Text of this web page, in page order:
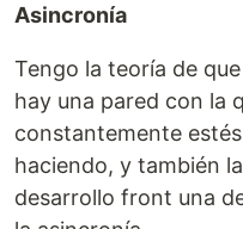
Asincronía
Tengo la teoría de
hay una pared con la
constantemente
haciendo, y también
desarrollo front una